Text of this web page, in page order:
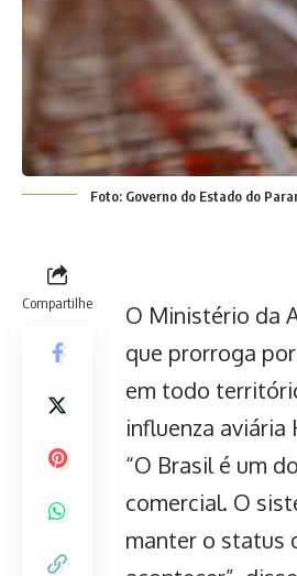
Foto: Governo do Estado do
Compartilhe
O Ministério da
que prorroga
em todo
influenza aviária
“O Brasil é um
comercial. O
manter o status